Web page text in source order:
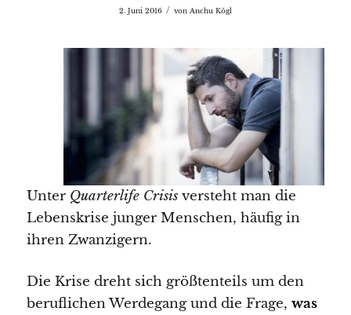
2. Juni 2016 / von Anchu Kögl
Unter Quarterlife Crisisversteht man die
Lebenskrise junger Menschen, häufig in
ihren Zwanzigern.
Die Krise dreht sich größtenteils um den
beruflichen Werdegang und die Frage, was